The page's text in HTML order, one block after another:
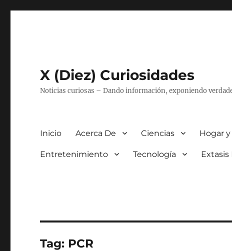
X (Diez) Curiosidades
Noticias curiosas – Dando información, exponiendo
Inicio Acerca De Ciencias Hogar
Entretenimiento Tecnología Extasis
Tag: PCR